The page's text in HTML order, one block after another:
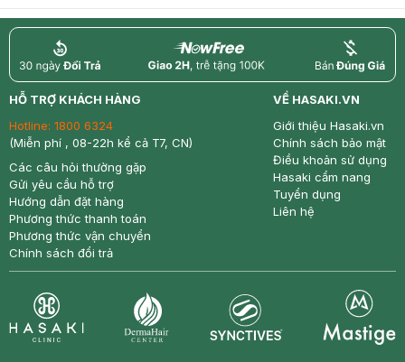
return nowfree price
HỖ TRỢ KHÁCH HÀNG
Hotline: 1800 6324
(Miễn phí , 08-22h kể cả T7, CN)
Các câu hỏi thường gặp
Gửi yêu cầu hỗ trợ
Hướng dẫn đặt hàng
Phương thức thanh toán
Phương thức vận chuyển
Chính sách đổi trả
VỀ HASAKI.VN
Giới thiệu Hasaki.vn
Chính sách bảo mật
Điều khoản sử dụng
Hasaki cẩm nang
Tuyển dụng
Liên hệ